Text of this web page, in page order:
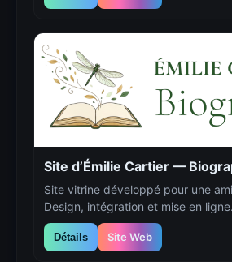
Site d’Émilie Cartier —
Site vitrine développé pour une
Design, intégration et mise en ligne.
Détails Site Web